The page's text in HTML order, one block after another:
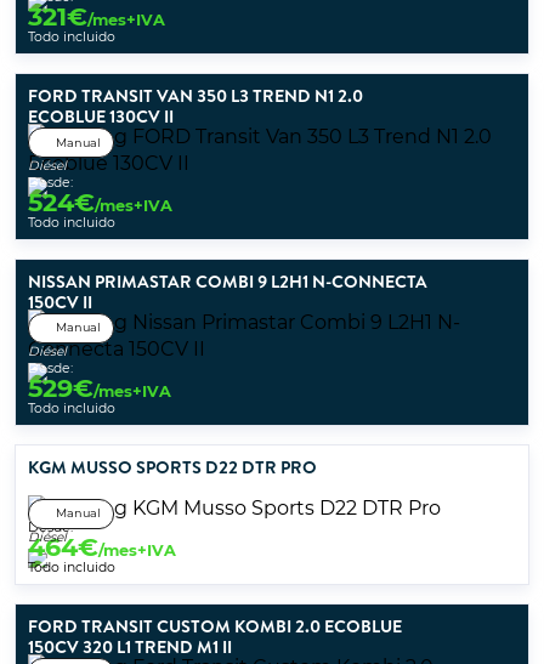
321€/mes+IVA
Todo incluido
FORD TRANSIT VAN 350 L3 TREND N1 2.0
ECOBLUE 130CV II
Manual
Diésel
Desde:
524€/mes+IVA
Todo incluido
NISSAN PRIMASTAR COMBI 9 L2H1 N-CONNECTA
150CV II
Manual
Diésel
Desde:
529€/mes+IVA
Todo incluido
KGM MUSSO SPORTS D22 DTR PRO
Manual
Diésel
Desde:
464€/mes+IVA
Todo incluido
FORD TRANSIT CUSTOM KOMBI 2.0 ECOBLUE
150CV 320 L1 TREND M1 II